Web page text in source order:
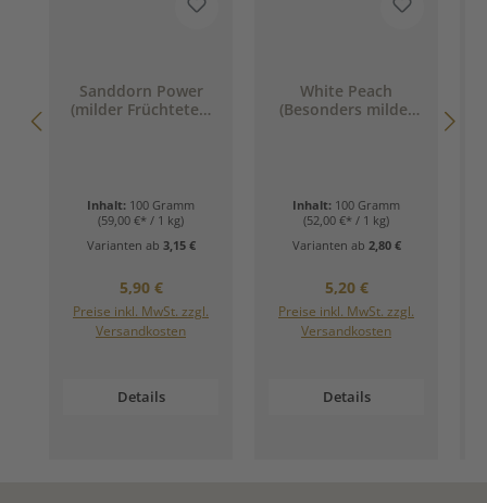
Sanddorn Power
(milder Früchtetee,
Inhalt: 100 Gramm
(59,00 €* / 1 kg)
Varianten ab 3,15 €
Regulärer Preis:
5,90 €
Preise inkl. MwSt. zzgl.
Versandkosten
Details
White Peach
(Besonders milder
Inhalt: 100 Gramm
(52,00 €* / 1 kg)
Varianten ab 2,80 €
Regulärer Preis:
5,20 €
Preise inkl. MwSt. zzgl.
Versandkosten
Details